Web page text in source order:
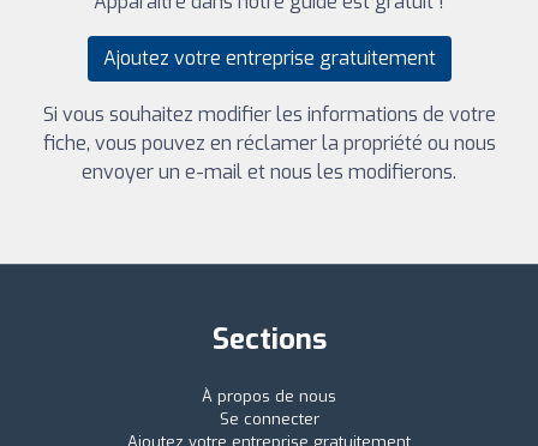
Ajoutez votre entreprise gratuitement
Si vous souhaitez modifier les informations de votre
fiche, vous pouvez en réclamer la propriété ou nous
envoyer un e-mail et nous les modifierons.
Sections
À propos de nous
Se connecter